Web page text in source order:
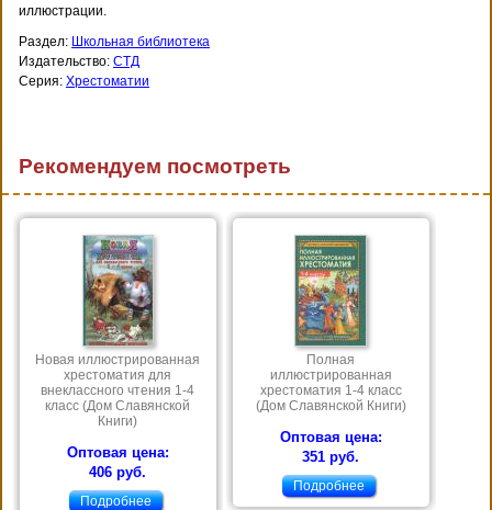
иллюстрации.
Раздел: Школьная библиотека
Издательство: СТД
Серия: Хрестоматии
Рекомендуем посмотреть
Новая иллюстрированная
хрестоматия для
внеклассного чтения 1-4
класс (Дом Славянской
Книги)
Оптовая цена:
406 руб.
Подробнее
Полная
иллюстрированная
хрестоматия 1-4 класс
(Дом Славянской Книги)
Оптовая цена:
351 руб.
Подробнее